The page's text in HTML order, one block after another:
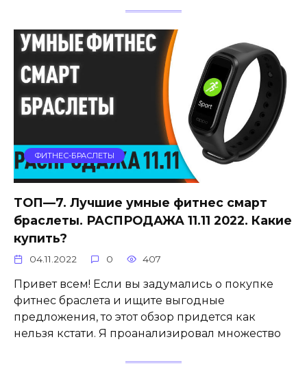
ФИТНЕС-БРАСЛЕТЫ
ТОП—7. Лучшие умные фитнес смарт
браслеты. РАСПРОДАЖА 11.11 2022. Какие
купить?
04.11.2022 0 407
Привет всем! Если вы задумались о покупке
фитнес браслета и ищите выгодные
предложения, то этот обзор придется как
нельзя кстати. Я проанализировал множество